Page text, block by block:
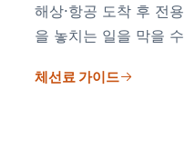
해상·항공 도착 후 전
을 놓치는 일을 막을
체선료 가이드